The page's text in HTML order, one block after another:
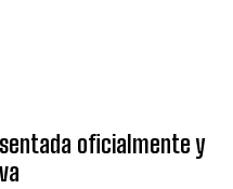
oficialmente y